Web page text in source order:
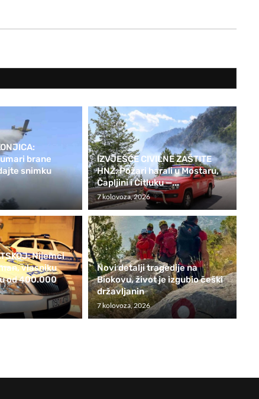
brane
snimku
IZVJEŠĆE CIVILNE ZAŠTITE
HNŽ: Požari harali u Mostaru,
Čapljini i Čitluku —...
7 kolovoza, 2026
Nijemci
vlasniku
od 400.000
Novi detalji tragedije na
Biokovu, život je izgubio češki
državljanin
7 kolovoza, 2026